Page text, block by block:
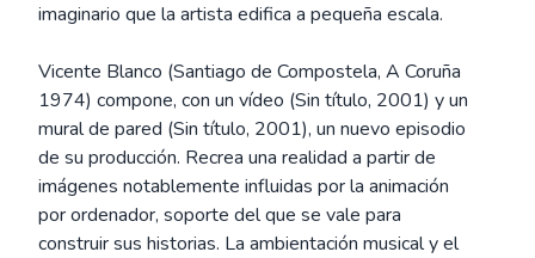
imaginario que la artista edifica a pequeña escala.
Vicente Blanco (Santiago de Compostela, A Coruña
1974) compone, con un vídeo (Sin título, 2001) y un
mural de pared (Sin título, 2001), un nuevo episodio
de su producción. Recrea una realidad a partir de
imágenes notablemente influidas por la animación
por ordenador, soporte del que se vale para
construir sus historias. La ambientación musical y el